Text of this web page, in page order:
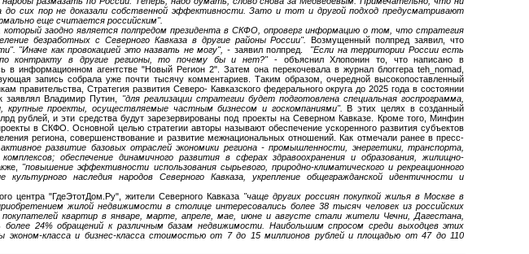
до сих пор не доказали собственной эффективности. Зато и тот и другой подход предусматривают
еще считается российским".
который заодно является полпредом президента в СКФО, опроверг информацию о том, что стратегия
безработных с Северного Кавказа в другие районы России".Возмущенный полпред заявил, что
"Иначе как провокацией это назвать не могу", - заявил полпред.
"Если на территории России есть
контракту в другие регионы, то почему бы и нет?" - объяснил Хлопонин то, что написано в
в информационном агентстве "Новый Регион 2". Затем она перекочевала в журнал блоггера teh_nomad,
запись собрала уже почти тысячу комментариев. Таким образом, очередной высокопоставленный
правительства, Стратегия развития Северо- Кавказского федерального округа до 2025 года в состоянии
заявлял Владимир Путин,
"для реализации стратегии будет подготовлена специальная госпрограмма,
крупные проекты, осуществляемые частным бизнесом и госкомпаниями".В этих целях в созданный
рублей, и эти средства будут зарезервированы под проекты на Северном Кавказе. Кроме того, Минфин
в СКФО. Основной целью стратегии авторы называют обеспечение ускоренного развития субъектов
региона, совершенствование и развитие межнациональных отношений. Как отмечали ранее в пресс-
развитие базовых отраслей экономики региона - промышленности, энергетики, транспорта,
обеспечение динамичного развития в сферах здравоохранения и образования, жилищно-
"повышение эффективности использования сырьевого, природно-климатического и рекреационного
культурного наследия народов Северного Кавказа, укрепление общегражданской идентичности и
центра "ГдеЭтотДом.Ру", жители Северного Кавказа "чаще других россиян покупкой жилья в Москве в
жилой недвижимости в столице интересовались более 38 тысяч человек из российских
квартир в январе, марте, апреле, мае, июне и августе стали жители Чечни, Дагестана,
24% обращений к различным базам недвижимости. Наибольшим спросом среди выходцев этих
эконом-класса и бизнес-класса стоимостью от 7 до 15 миллионов рублей и площадью от 47 до 110